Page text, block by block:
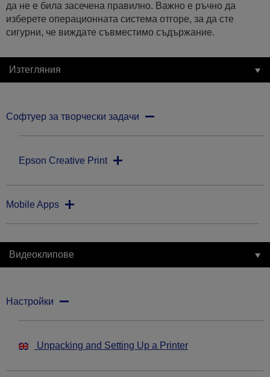
да не е била засечена правилно. Важно е ръчно да
изберете операционната система отгоре, за да сте
сигурни, че виждате съвместимо съдържание.
Изтегляния
Софтуер за творчески задачи
Epson Creative Print
Mobile Apps
Видеоклипове
Настройки
Unpacking and Setting Up a Printer